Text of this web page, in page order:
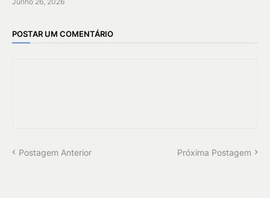
POSTAR UM COMENTÁRIO
Postagem Anterior Próxima Postagem